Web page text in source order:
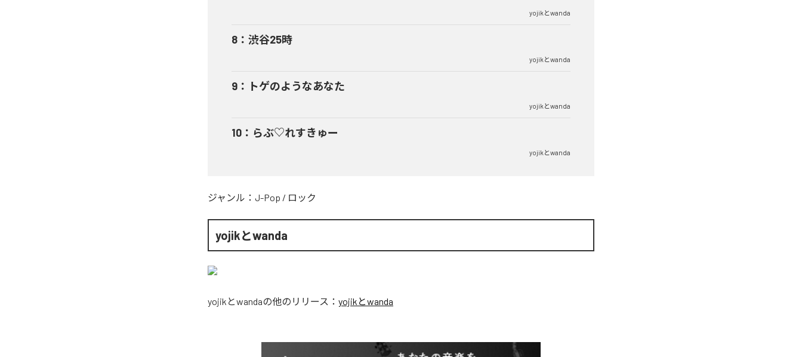
yojikとwanda
8 ： 渋谷25時
yojikとwanda
9 ： トゲのようなあなた
yojikとwanda
10 ： らぶ♡れすきゅー
yojikとwanda
ジャンル： J-Pop / ロック
yojikとwanda
yojikとwandaの他のリリース： yojikとwanda